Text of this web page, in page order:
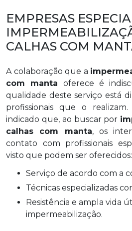
EMPRESAS
CALHAS COM
A colaboração que a
com manta oferece é
qualidade deste serviço está
profissionais que o
indicado que, ao buscar por
calhas com manta, os
contato com profissionais
visto que podem ser oferecidos:
Serviço de acordo com a
Técnicas especializadas
Resistência e ampla vida útil à
impermeabilização.